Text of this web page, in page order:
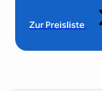
Zur Preisliste